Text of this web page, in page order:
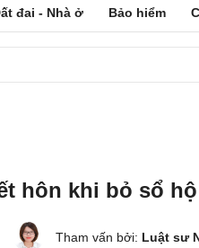
đai - Nhà ở Bảo hiểm
hôn khi bỏ sổ
Tham vấn bởi: Luật sư